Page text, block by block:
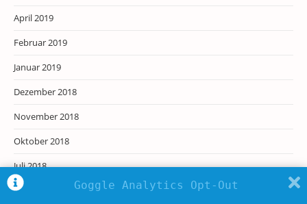
April 2019
Februar 2019
Januar 2019
Dezember 2018
November 2018
Oktober 2018
Juli 2018
Juni 2018
Goggle Analytics Opt-Out